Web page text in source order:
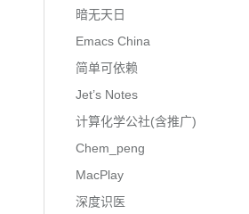
暗无天日
Emacs China
简单可依赖
Jet’s Notes
计算化学公社(含推广)
Chem_peng
MacPlay
深度识医